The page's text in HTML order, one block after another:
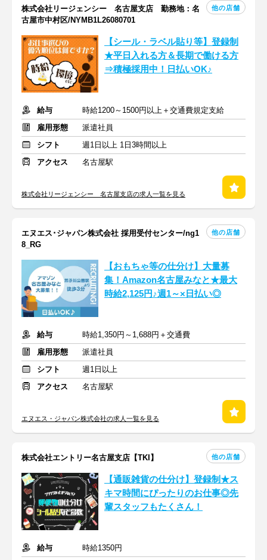
株式会社リージェンシー 名古屋支店 勤務地：名
古屋市中村区/NYMB1L26080701
他の店舗
【シール・ラベル貼り等】登録制
★平日入れる方＆長期で働ける方
⇒積極採用中！日払いOK♪
給与
時給1200～1500円以上＋交通費規定支給
雇用形態
派遣社員
シフト
週1日以上 1日3時間以上
アクセス
名古屋駅
株式会社リージェンシー 名古屋支店の求人一覧を見る
エヌエス･ジャパン株式会社 採用受付センター/ng1
8_RG
他の店舗
【おもちゃ等の仕分け】大量募
集！Amazon名古屋みなと★最大
時給2,125円♪週1～×日払い◎
給与
時給1,350円～1,688円＋交通費
雇用形態
派遣社員
シフト
週1日以上
アクセス
名古屋駅
エヌエス・ジャパン株式会社の求人一覧を見る
株式会社エントリー名古屋支店【TKI】 他の店舗
【通販雑貨の仕分け】登録制★ス
キマ時間にぴったりのお仕事◎先
輩スタッフもたくさん！
給与
時給1350円